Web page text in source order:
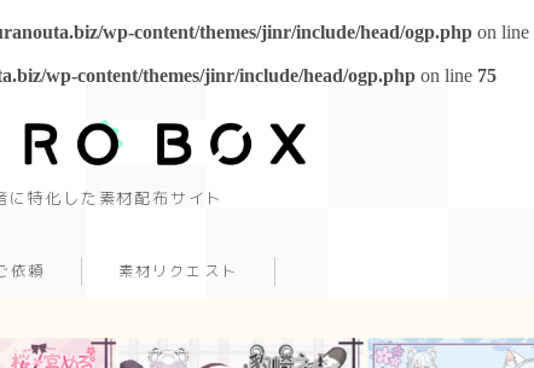
wp-content/themes/jinr/include/head/ogp.php on line
wp-content/themes/jinr/include/head/ogp.php on line 75
特化した素材配布サイト
依頼 素材リクエスト